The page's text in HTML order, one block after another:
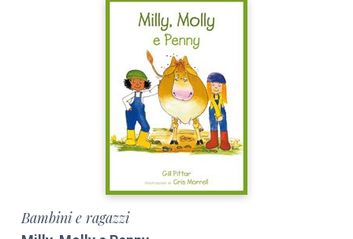
Bambini e ragazzi